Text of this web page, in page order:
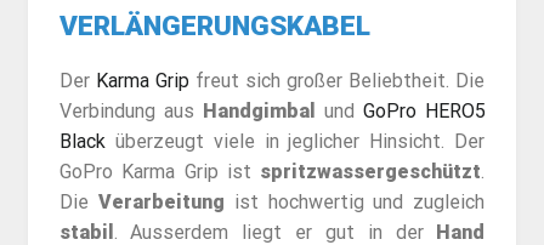
VERLÄNGERUNGSKABEL
Der Karma Grip freut sich großer Beliebtheit. Die
Verbindung aus Handgimbal und GoPro HERO5
Black überzeugt viele in jeglicher Hinsicht. Der
GoPro Karma Grip ist spritzwassergeschützt
Die Verarbeitung ist hochwertig und zugleich
stabil
. Ausserdem liegt er gut in der Hand